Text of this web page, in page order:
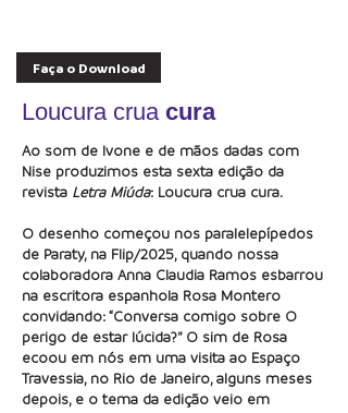
Faça o Download
Loucura crua cura
Ao som de Ivone e de mãos dadas com
Nise produzimos esta sexta edição da
revista Letra Miúda: Loucura crua cura.
O desenho começou nos paralelepípedos
de Paraty, na Flip/2025, quando nossa
colaboradora Anna Claudia Ramos esbarrou
na escritora espanhola Rosa Montero
convidando: “Conversa comigo sobre O
perigo de estar lúcida?” O sim de Rosa
ecoou em nós em uma visita ao Espaço
Travessia, no Rio de Janeiro, alguns meses
depois, e o tema da edição veio em